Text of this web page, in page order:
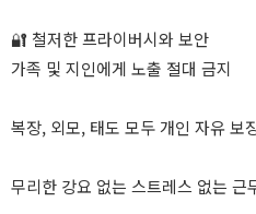
🔐 철저한 프라이버시와 보안
가족 및 지인에게 노출 절대 금지
복장, 외모, 태도 모두 개인 자유 보
무리한 강요 없는 스트레스 없는 근